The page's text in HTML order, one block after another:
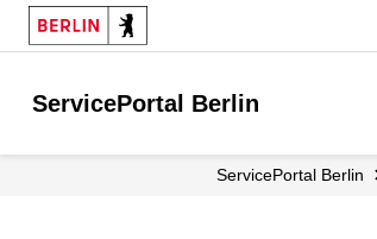
ServicePortal Berlin
ServicePortal Berlin